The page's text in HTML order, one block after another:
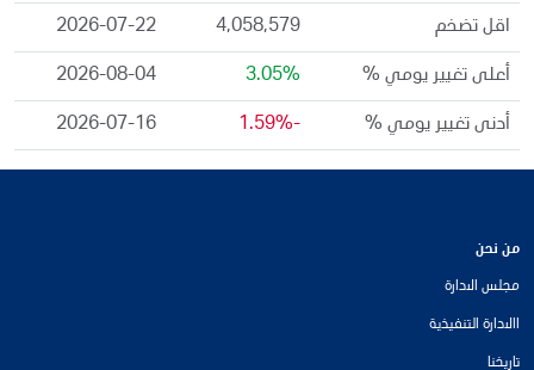
اقل تضخم 4,058,579
2026-07-22
أعلى تغيير يومي % 3.05%
2026-08-04
أدنى تغيير يومي % -1.59%
2026-07-16
من نحن
مجلس الادارة
االادارة التنفيذية
تاريخنا